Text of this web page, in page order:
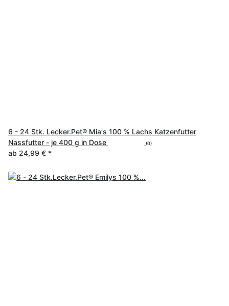
6 - 24 Stk. Lecker.Pet® Mia's 100 % Lachs Katzenfutter
Nassfutter - je 400 g in Dose
(0)
ab 24,99 € *